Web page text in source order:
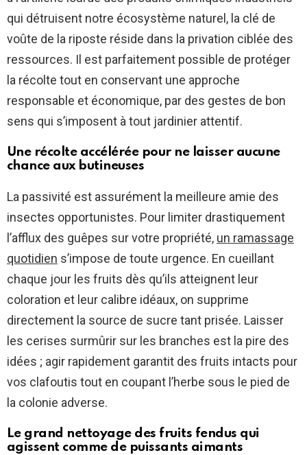
qui détruisent notre écosystème naturel, la clé de
voûte de la riposte réside dans la privation ciblée des
ressources. Il est parfaitement possible de protéger
la récolte tout en conservant une approche
responsable et économique, par des gestes de bon
sens qui s’imposent à tout jardinier attentif.
Une récolte accélérée pour ne laisser aucune
chance aux butineuses
La passivité est assurément la meilleure amie des
insectes opportunistes. Pour limiter drastiquement
l’afflux des guêpes sur votre propriété, un ramassage
quotidien s’impose de toute urgence. En cueillant
chaque jour les fruits dès qu’ils atteignent leur
coloration et leur calibre idéaux, on supprime
directement la source de sucre tant prisée. Laisser
les cerises surmûrir sur les branches est la pire des
idées ; agir rapidement garantit des fruits intacts pour
vos clafoutis tout en coupant l’herbe sous le pied de
la colonie adverse.
Le grand nettoyage des fruits fendus qui
agissent comme de puissants aimants